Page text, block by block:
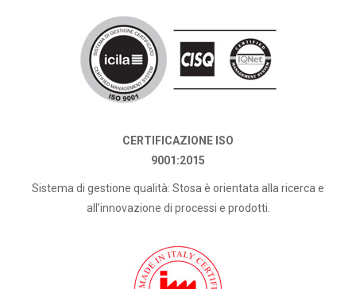
CERTIFICAZIONE ISO
9001:2015
Sistema di gestione qualità: Stosa è orientata alla ricerca e
all’innovazione di processi e prodotti.